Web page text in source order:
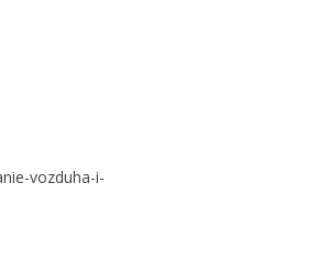
vozduha-i-